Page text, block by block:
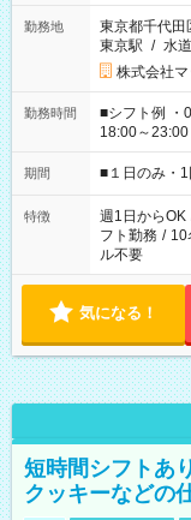
勤務地
東京都千代田
東京駅 / 水
株式会社
勤務時間
■シフト例 ・
18:00～
etc ★最短で3時間で5,120円のお仕事から 15時間で2万円近く稼
げるお仕事も！ ご希望のお時間に合わせてご紹介！
ください！
期間 ■１日のみ・1
特徴 週1日からOK
フト勤務 / 10
ル不要
気になる！
短時間シフトあ
クッキーなどの